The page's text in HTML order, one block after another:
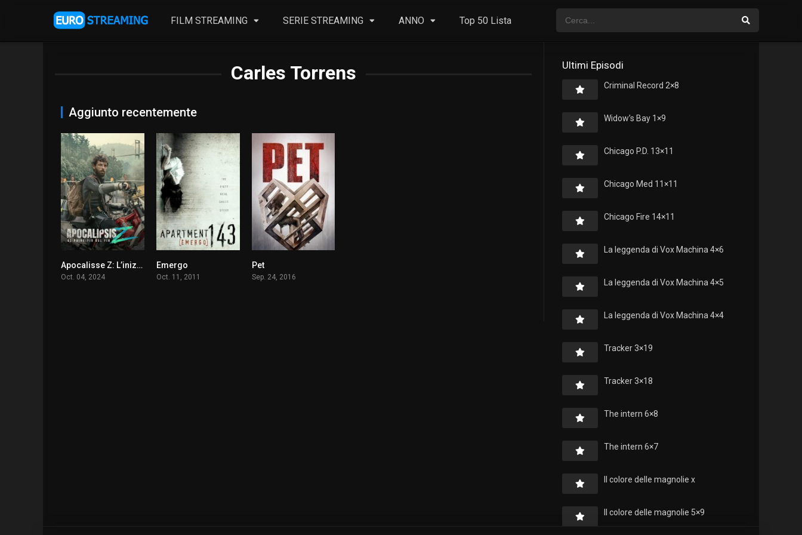
FILM STREAMING SERIE STREAMING ANNO Top 50 Lista
Carles Torrens
Aggiunto recentemente
7Apocalisse Z: L’inizio della fine
Oct. 04, 2024
Emergo
Oct. 11, 2011
Pet
Sep. 24, 2016
Ultimi Episodi
Criminal Record 2×8
Widow’s Bay 1×9
Chicago P.D. 13×11
Chicago Med 11×11
Chicago Fire 14×11
La leggenda di Vox Machina 4×6
La leggenda di Vox Machina 4×5
La leggenda di Vox Machina 4×4
Tracker 3×19
Tracker 3×18
The intern 6×8
The intern 6×7
Il colore delle magnolie x
Il colore delle magnolie 5×9